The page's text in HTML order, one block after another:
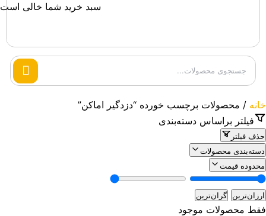
سبد خرید شما خالی
Search
خانه / محصولات برچسب خورده “دزدگیر اماکن”
فیلتر براساس دسته‌بندی
حذف فیلتر
دسته‌بندی محصولات
محدوده قیمت
ارزان‌ترین گران‌ترین
فقط محصولات موجود